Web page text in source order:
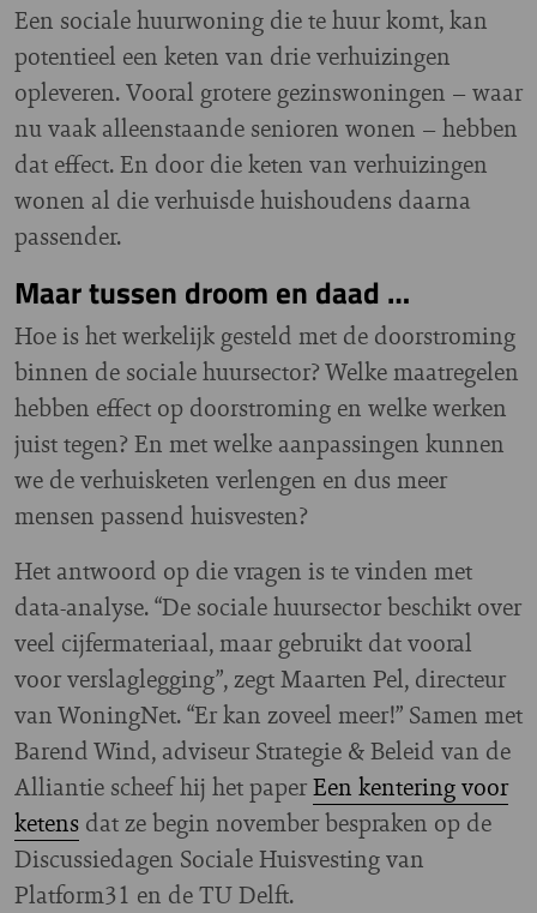
Een sociale huurwoning die te huur komt, kan
potentieel een keten van drie verhuizingen
opleveren. Vooral grotere gezinswoningen – waar
nu vaak alleenstaande senioren wonen – hebben
dat effect. En door die keten van verhuizingen
wonen al die verhuisde huishoudens daarna
passender.
Maar tussen droom en daad …
Hoe is het werkelijk gesteld met de doorstroming
binnen de sociale huursector? Welke maatregelen
hebben effect op doorstroming en welke werken
juist tegen? En met welke aanpassingen kunnen
we de verhuisketen verlengen en dus meer
mensen passend huisvesten?
Het antwoord op die vragen is te vinden met
data-analyse. “De sociale huursector beschikt over
veel cijfermateriaal, maar gebruikt dat vooral
voor verslaglegging”, zegt Maarten Pel, directeur
van WoningNet. “Er kan zoveel meer!” Samen met
Barend Wind, adviseur Strategie & Beleid van de
Alliantie scheef hij het paperEen kentering voor
ketens dat ze begin november bespraken op de
Discussiedagen Sociale Huisvesting van
Platform31 en de TU Delft.